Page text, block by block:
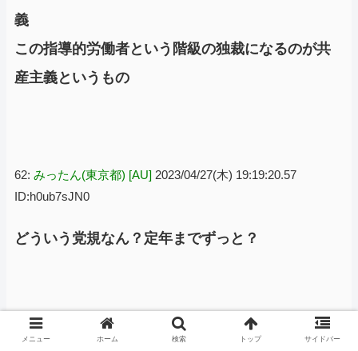
義
この指導的労働者という階級の独裁になるのが共
産主義というもの
62: みったん(東京都) [AU] 2023/04/27(木) 19:19:20.57
ID:h0ub7sJN0
どういう党規なん？定年までずっと？
64:ほっくん(東京都) [US]
2023/04/27(木) 19:20:55.56
メニュー ホーム 検索 トップ サイドバー